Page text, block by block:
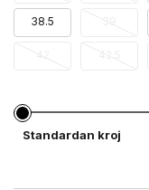
38.5
Standardan kroj